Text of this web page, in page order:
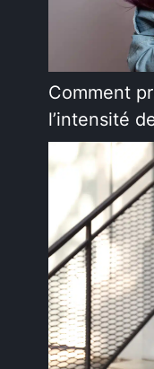
Comment
l’intensité